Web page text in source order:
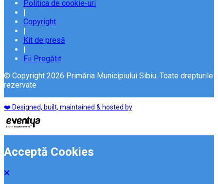
Politica de cookie-uri
Copyright
Kit de presă
Fii Pregătit
© Copyright 2026 Primăria Municipiului Sibiu. Toate drepturile
rezervate
❤️ Designed, built, maintained & hosted by
Acceptă Cookies